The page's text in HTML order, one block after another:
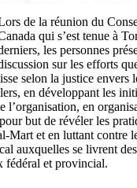
de la réunion du
qui s’est tenue à
les personnes
sur les efforts
selon la justice envers
en développant les
l’organisation, en
but de révéler les
Mart et en luttant contre
auxquelles se livrent
fédéral et provincial.